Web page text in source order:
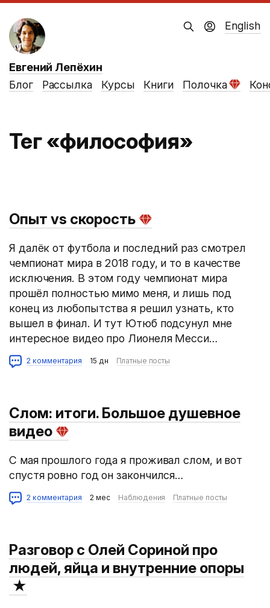
Евгений Лепёхин
Блог
Рассылка Курсы Книги Полочка
English
Тег «философия»
Опыт vs cкорость
Я далёк от футбола и последний раз смотрел
чемпионат мира в 2018 году, и то в качестве
исключения. В этом году чемпионат мира
прошёл полностью мимо меня, и лишь под
конец из любопытства я решил узнать, кто
вышел в финал. И тут Ютюб подсунул мне
интересное видео про Лионеля Месси…
2 комментария 15 дн Платные посты
Слом: итоги. Большое душевное
видео
С мая прошлого года я проживал слом, и вот
спустя ровно год он закончился…
2 комментария 2 мес Наблюдения Платные посты
Разговор с Олей Сориной про
людей, яйца и внутренние опоры
★